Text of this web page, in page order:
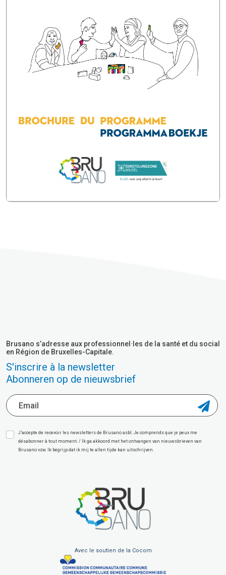
Brusano s’adresse aux professionnel·les de la santé et du social
en Région de Bruxelles-Capitale.
S'inscrire à la newsletter
Abonneren op de nieuwsbrief
J’accepte de recevoir les newsletters de Brusano asbl. Je comprends que je peux me
désabonner à tout moment. / Ik ga akkoord met het ontvangen van nieuwsbrieven van
Brusano vzw. Ik begrijp dat ik mij te allen tijde kan uitschrijven.
Avec le soutien de la Cocom